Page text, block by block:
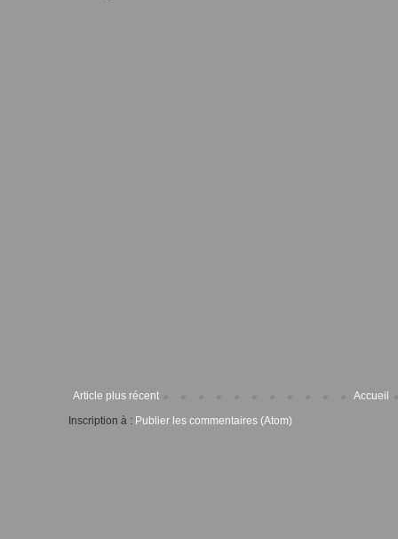
Article plus récent
Accueil
Inscription à : Publier les commentaires (Atom)